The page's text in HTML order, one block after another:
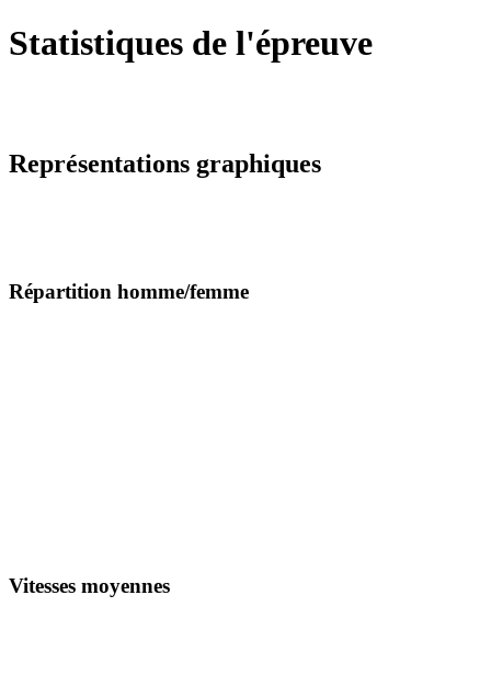
Statistiques de l'épreuve
Représentations graphiques
Répartition homme/femme
Vitesses moyennes